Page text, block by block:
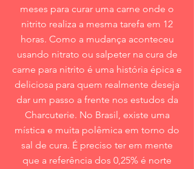
meses para curar uma carne onde o
nitrito realiza a mesma tarefa em 12
horas. Como a mudança aconteceu
usando nitrato ou salpeter na cura de
carne para nitrito é uma história épica e
deliciosa para quem realmente deseja
dar um passo a frente nos estudos da
Charcuterie. No Brasil, existe uma
mística e muita polêmica em torno do
sal de cura. É preciso ter em mente
que a referência dos 0,25% é norte